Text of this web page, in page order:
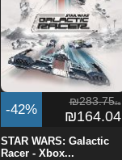
-42% ₪283.75ils
₪164.04
STAR WARS: Galactic
Racer - Xbox...